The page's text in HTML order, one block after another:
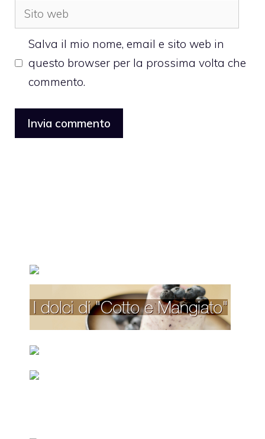
Sito
web
Salva il mio nome, email e sito web in
questo browser per la prossima volta che
commento.